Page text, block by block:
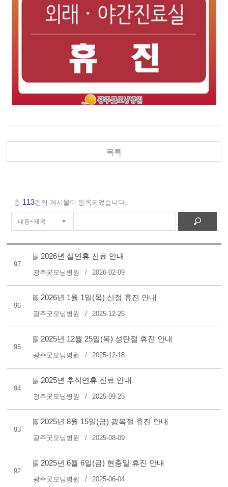
목록
총 113건의 게시물이 등록되었습니다.
97
2026년 설연휴 진료 안내
광주굿모닝병원 2026-02-09
96
2026년 1월 1일(목) 신정 휴진 안내
광주굿모닝병원 2025-12-26
95
2025년 12월 25일(목) 성탄절 휴진 안내
광주굿모닝병원 2025-12-18
94
2025년 추석연휴 진료 안내
광주굿모닝병원 2025-09-25
93
2025년 8월 15일(금) 광복절 휴진 안내
광주굿모닝병원 2025-08-09
92
2025년 6월 6일(금) 현충일 휴진 안내
광주굿모닝병원 2025-06-04